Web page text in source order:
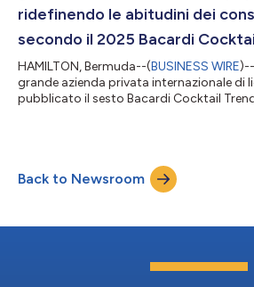
ridefinendo le abitudini dei
secondo il 2025 Bacardi
HAMILTON, Bermuda--(BUSINESS WIRE
grande azienda privata internazionale di
pubblicato il sesto Bacardi Cocktail
collaborazione con The Future
forniti da una ricerca condotta da Bacardi
Back to Newsroom